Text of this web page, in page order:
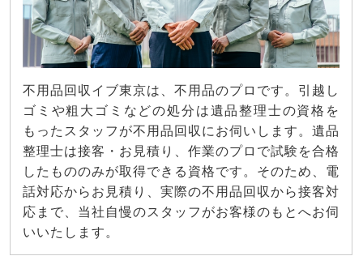
不用品回収イブ東京は、不用品のプロです。引越し
ゴミや粗大ゴミなどの処分は遺品整理士の資格を
もったスタッフが不用品回収にお伺いします。遺品
整理士は接客・お見積り、作業のプロで試験を合格
したもののみが取得できる資格です。そのため、電
話対応からお見積り、実際の不用品回収から接客対
応まで、当社自慢のスタッフがお客様のもとへお伺
いいたします。